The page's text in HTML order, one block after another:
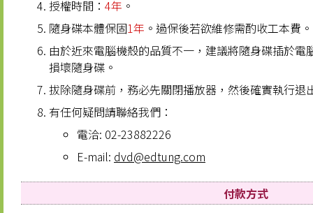
授權時間： 4年 。
隨身碟本體保固1年 。過保後若欲維修需酌收工本費。
由於近來電腦機殼的品質不一，建議將隨身碟插於
損壞隨身碟。
拔除隨身碟前，務必先關閉播放器，然後確實執行
有任何疑問請聯絡我們：
電洽: 02-23882226
E-mail: dvd@edtung.com
付款方式